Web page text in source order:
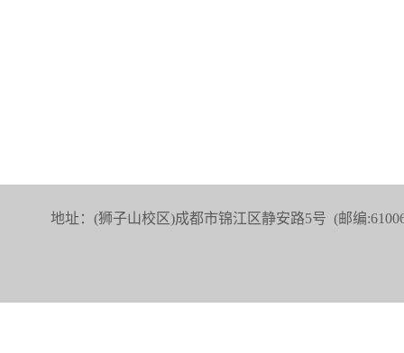
地址：(狮子山校区)成都市锦江区静安路5号 (邮编